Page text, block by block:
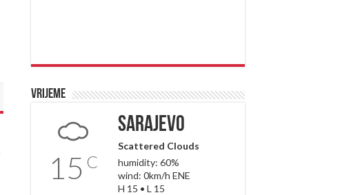
Vrijeme
15 C
Sarajevo
Scattered Clouds
humidity: 60%
wind: 0km/h ENE
H 15 • L 15